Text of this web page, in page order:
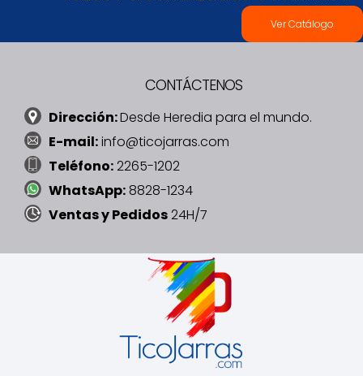
Ver Catálogo
CONTÁCTENOS
Dirección:Desde Heredia para el mundo.
E-mail:info@ticojarras.com
Teléfono:2265-1202
WhatsApp:8828-1234
Ventas y Pedidos24H/7